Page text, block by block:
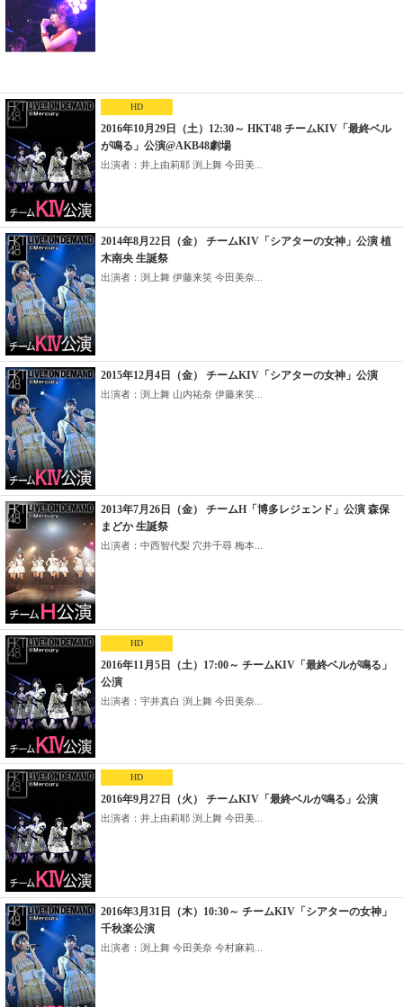
HD
2016年10月29日（土）12:30～ HKT48 チームKIV「最終ベル
が鳴る」公演@AKB48劇場
出演者：井上由莉耶 渕上舞 今田美...
2014年8月22日（金） チームKIV「シアターの女神」公演 植
木南央 生誕祭
出演者：渕上舞 伊藤来笑 今田美奈...
2015年12月4日（金） チームKIV「シアターの女神」公演
出演者：渕上舞 山内祐奈 伊藤来笑...
2013年7月26日（金） チームH「博多レジェンド」公演 森保
まどか 生誕祭
出演者：中西智代梨 穴井千尋 梅本...
HD
2016年11月5日（土）17:00～ チームKIV「最終ベルが鳴る」
公演
出演者：宇井真白 渕上舞 今田美奈...
HD
2016年9月27日（火） チームKIV「最終ベルが鳴る」公演
出演者：井上由莉耶 渕上舞 今田美...
2016年3月31日（木）10:30～ チームKIV「シアターの女神」
千秋楽公演
出演者：渕上舞 今田美奈 今村麻莉...